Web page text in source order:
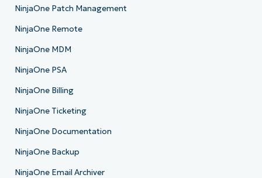
NinjaOne Patch Management
NinjaOne Remote
NinjaOne MDM
NinjaOne PSA
NinjaOne Billing
NinjaOne Ticketing
NinjaOne Documentation
NinjaOne Backup
NinjaOne Email Archiver